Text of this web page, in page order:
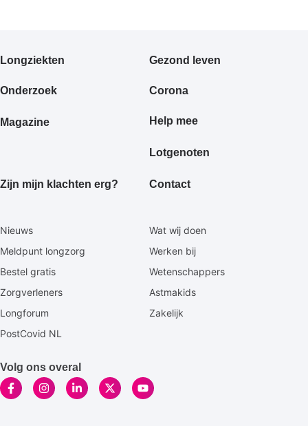
Primair
Longziekten Gezond leven
Onderzoek Corona
Magazine Help mee
Lotgenoten
Zijn mijn klachten erg? Contact
Secundaire
Nieuws
Wat wij doen
Meldpunt longzorg
Werken bij
Bestel gratis
Wetenschappers
Zorgverleners
Astmakids
Longforum
Zakelijk
PostCovid NL
Volg ons overal